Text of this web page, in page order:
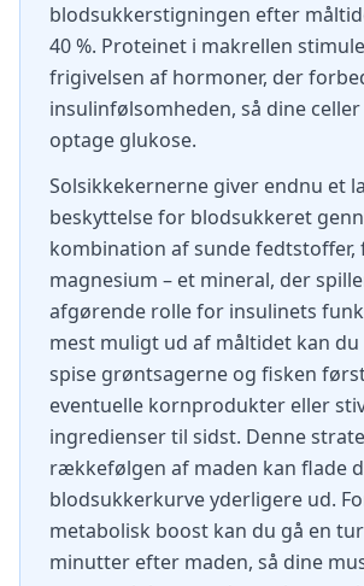
blodsukkerstigningen efter
40 %. Proteinet i makrellen
frigivelsen af hormoner, der
insulinfølsomheden, så dine
optage glukose.
Solsikkekernerne giver endnu et
beskyttelse for blodsukkeret
kombination af sunde fedtstoffer,
magnesium – et mineral, der
afgørende rolle for insulinets
mest muligt ud af måltidet kan
spise grøntsagerne og fisken
eventuelle kornprodukter eller
ingredienser til sidst. Denne
rækkefølgen af maden kan flade
blodsukkerkurve yderligere ud.
metabolisk boost kan du gå en
minutter efter maden, så dine